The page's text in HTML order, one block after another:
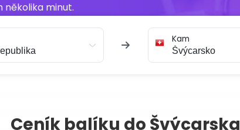
minut.
Kam
Ceník balíku do Švýcarska